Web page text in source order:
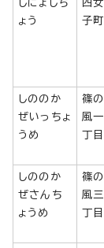
しにょしち
ょう
四女
子町
しののか
ぜいっちょ
うめ
篠の
風一
丁目
しののか
ぜさんち
ょうめ
篠の
風三
丁目